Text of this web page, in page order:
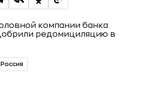
Россия